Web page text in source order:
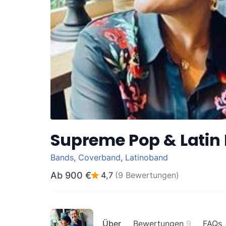
Supreme Pop & Latin
Bands, Coverband, Latinoband
Ab 900 € 4,7 (9 Bewertungen)
Über Bewertungen 9 FAQs